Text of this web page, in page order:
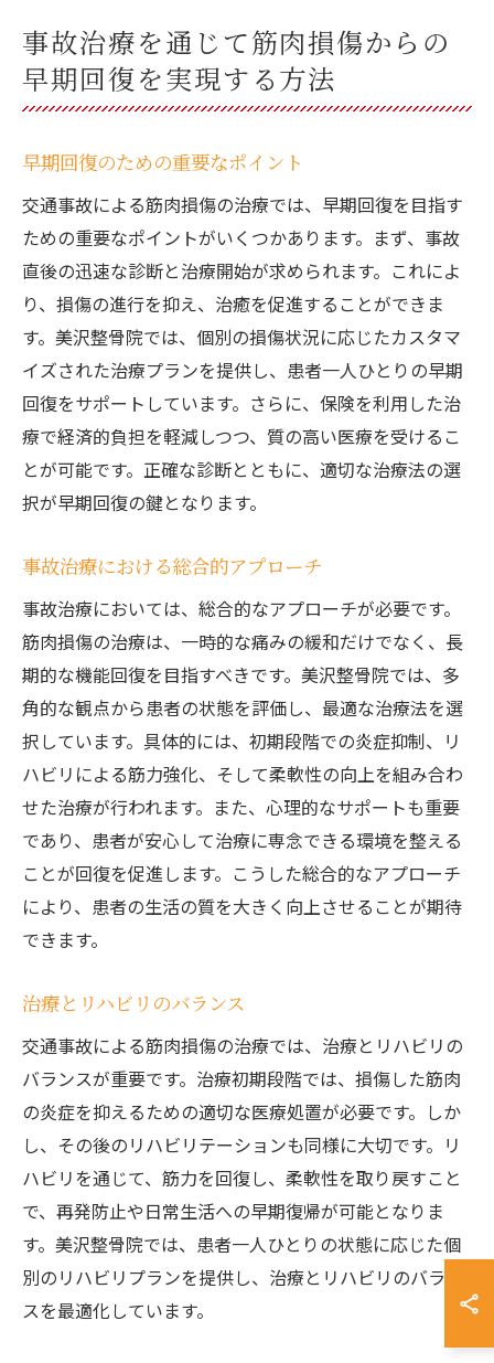
事故治療を通じて筋肉損傷からの
早期回復を実現する方法
早期回復のための重要なポイント
交通事故による筋肉損傷の治療では、早期回復を目指す
ための重要なポイントがいくつかあります。まず、事故
直後の迅速な診断と治療開始が求められます。これによ
り、損傷の進行を抑え、治癒を促進することができま
す。美沢整骨院では、個別の損傷状況に応じたカスタマ
イズされた治療プランを提供し、患者一人ひとりの早期
回復をサポートしています。さらに、保険を利用した治
療で経済的負担を軽減しつつ、質の高い医療を受けるこ
とが可能です。正確な診断とともに、適切な治療法の選
択が早期回復の鍵となります。
事故治療における総合的アプローチ
事故治療においては、総合的なアプローチが必要です。
筋肉損傷の治療は、一時的な痛みの緩和だけでなく、長
期的な機能回復を目指すべきです。美沢整骨院では、多
角的な観点から患者の状態を評価し、最適な治療法を選
択しています。具体的には、初期段階での炎症抑制、リ
ハビリによる筋力強化、そして柔軟性の向上を組み合わ
せた治療が行われます。また、心理的なサポートも重要
であり、患者が安心して治療に専念できる環境を整える
ことが回復を促進します。こうした総合的なアプローチ
により、患者の生活の質を大きく向上させることが期待
できます。
治療とリハビリのバランス
交通事故による筋肉損傷の治療では、治療とリハビリの
バランスが重要です。治療初期段階では、損傷した筋肉
の炎症を抑えるための適切な医療処置が必要です。しか
し、その後のリハビリテーションも同様に大切です。リ
ハビリを通じて、筋力を回復し、柔軟性を取り戻すこと
で、再発防止や日常生活への早期復帰が可能となりま
す。美沢整骨院では、患者一人ひとりの状態に応じた個
別のリハビリプランを提供し、治療とリハビリのバラン
スを最適化しています。